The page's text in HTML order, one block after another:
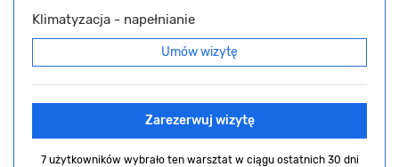
Klimatyzacja - napełnianie
Umów wizytę
Zarezerwuj wizytę
7 użytkowników wybrało ten warsztat w ciągu ostatnich 30 dni